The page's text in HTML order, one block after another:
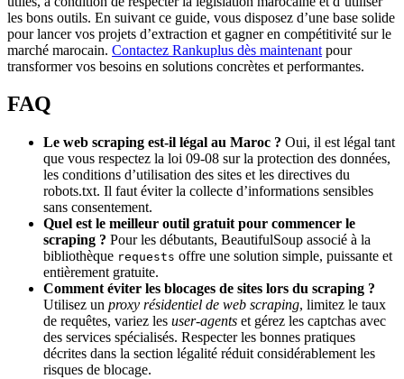
les bons outils. En suivant ce guide, vous disposez d’une base solide
pour lancer vos projets d’extraction et gagner en compétitivité sur le
marché marocain. Contactez Rankuplus dès maintenant pour
transformer vos besoins en solutions concrètes et performantes.
FAQ
Le web scraping est‑il légal au Maroc ? Oui, il est légal tant
que vous respectez la loi 09‑08 sur la protection des données,
les conditions d’utilisation des sites et les directives du
robots.txt. Il faut éviter la collecte d’informations sensibles
sans consentement.
Quel est le meilleur outil gratuit pour commencer le
scraping ? Pour les débutants, BeautifulSoup associé à la
bibliothèque requests offre une solution simple, puissante et
entièrement gratuite.
Comment éviter les blocages de sites lors du scraping ?
Utilisez un proxy résidentiel de web scraping, limitez le taux
de requêtes, variez les user‑agents et gérez les captchas avec
des services spécialisés. Respecter les bonnes pratiques
décrites dans la section légalité réduit considérablement les
risques de blocage.